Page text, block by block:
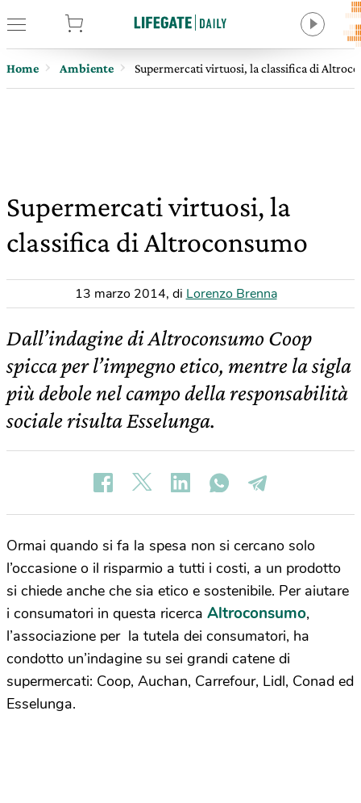
Home Ambiente Supermercati virtuosi, la classifica di
Supermercati virtuosi, la
classifica di Altroconsumo
13 marzo 2014, di Lorenzo Brenna
Dall’indagine di Altroconsumo Coop
spicca per l’impegno etico, mentre la sigla
più debole nel campo della responsabilità
sociale risulta Esselunga.
Ormai quando si fa la spesa non si cercano solo
l’occasione o il risparmio a tutti i costi, a un prodotto
si chiede anche che sia etico e sostenibile. Per aiutare
i consumatori in questa ricerca Altroconsumo,
l’associazione per la tutela dei consumatori, ha
condotto un’indagine su sei grandi catene di
supermercati: Coop, Auchan, Carrefour, Lidl, Conad ed
Esselunga.